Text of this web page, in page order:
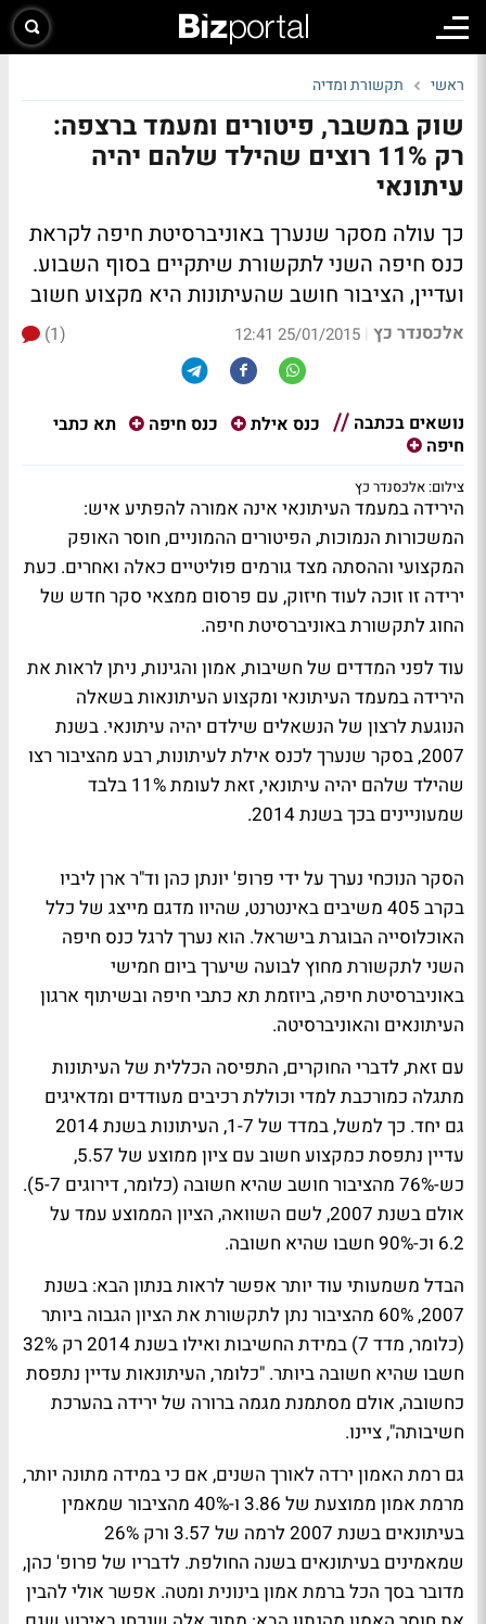
ראשי תקשורת ומדיה
שוק במשבר, פיטורים ומעמד ברצפה:
רק 11% רוצים שהילד שלהם יהיה
עיתונאי
כך עולה מסקר שנערך באוניברסיטת חיפה לקראת
כנס חיפה השני לתקשורת שיתקיים בסוף השבוע.
ועדיין, הציבור חושב שהעיתונות היא מקצוע חשוב
אלכסנדר כץ |
25/01/2015 12:41
(1)
נושאים בכתבה כנס אילת כנס חיפה
תא כתבי
חיפה
צילום: אלכסנדר כץ
הירידה במעמד העיתונאי אינה אמורה להפתיע איש:
המשכורות הנמוכות, הפיטורים ההמוניים, חוסר האופק
המקצועי וההסתה מצד גורמים פוליטיים כאלה ואחרים. כעת
ירידה זו זוכה לעוד חיזוק, עם פרסום ממצאי סקר חדש של
החוג לתקשורת באוניברסיטת חיפה.
עוד לפני המדדים של חשיבות, אמון והגינות, ניתן לראות את
הירידה במעמד העיתונאי ומקצוע העיתונאות בשאלה
הנוגעת לרצון של הנשאלים שילדם יהיה עיתונאי. בשנת
2007, בסקר שנערך לכנס אילת לעיתונות, רבע מהציבור רצו
שהילד שלהם יהיה עיתונאי, זאת לעומת 11% בלבד
שמעוניינים בכך בשנת 2014.
הסקר הנוכחי נערך על ידי פרופ' יונתן כהן וד"ר ארן ליביו
בקרב 405 משיבים באינטרנט, שהיוו מדגם מייצג של כלל
האוכלוסייה הבוגרת בישראל. הוא נערך לרגל כנס חיפה
השני לתקשורת מחוץ לבועה שיערך ביום חמישי
באוניברסיטת חיפה, ביוזמת תא כתבי חיפה ובשיתוף ארגון
העיתונאים והאוניברסיטה.
עם זאת, לדברי החוקרים, התפיסה הכללית של העיתונות
מתגלה כמורכבת למדי וכוללת רכיבים מעודדים ומדאיגים
גם יחד. כך למשל, במדד של 1-7, העיתונות בשנת 2014
עדיין נתפסת כמקצוע חשוב עם ציון ממוצע של 5.57,
כש-76% מהציבור חושב שהיא חשובה (כלומר, דירוגים 5-7).
אולם בשנת 2007, לשם השוואה, הציון הממוצע עמד על
6.2 וכ-90% חשבו שהיא חשובה.
הבדל משמעותי עוד יותר אפשר לראות בנתון הבא: בשנת
2007, 60% מהציבור נתן לתקשורת את הציון הגבוה ביותר
(כלומר, מדד 7) במידת החשיבות ואילו בשנת 2014 רק 32%
חשבו שהיא חשובה ביותר. "כלומר, העיתונאות עדיין נתפסת
כחשובה, אולם מסתמנת מגמה ברורה של ירידה בהערכת
חשיבותה", ציינו.
גם רמת האמון ירדה לאורך השנים, אם כי במידה מתונה יותר,
מרמת אמון ממוצעת של 3.86 ו-40% מהציבור שמאמין
בעיתונאים בשנת 2007 לרמה של 3.57 ורק 26%
שמאמינים בעיתונאים בשנה החולפת. לדבריו של פרופ' כהן,
מדובר בסך הכל ברמת אמון בינונית ומטה. אפשר אולי להבין